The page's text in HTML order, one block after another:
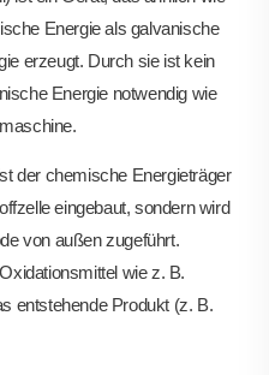
Energie als galvanische
erzeugt. Durch sie ist kein
Energie notwendig wie
der chemische Energieträger
eingebaut, sondern wird
von außen zugeführt.
wie z. B.
entstehende Produkt (z. B.